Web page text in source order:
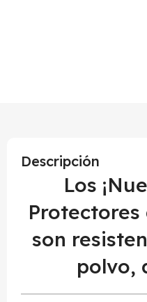
Descripción
Los
Protectores
son
polvo,